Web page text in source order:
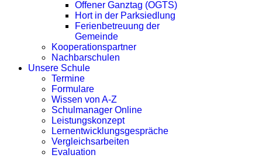
Offener Ganztag (OGTS)
Hort in der Parksiedlung
Ferienbetreuung der
Gemeinde
Kooperationspartner
Nachbarschulen
Unsere Schule
Termine
Formulare
Wissen von A-Z
Schulmanager Online
Leistungskonzept
Lernentwicklungsgespräche
Vergleichsarbeiten
Evaluation